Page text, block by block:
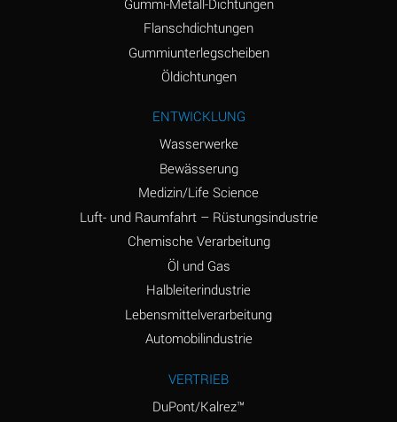
(Aqueous)
Ammonium Nitrite
A
Ammonium Phosphate
A
Ammonium Sulfate
(Aqueous)
Amyl Acetate (Banana
Amyl Alcohol
B
Chloronapthalene
Flanschdichtungen
Gummiunterlegscheiben
Öldichtungen
ENTWICKLUNG
Wasserwerke
Bewässerung
Medizin/Life Science
Luft- und Raumfahrt – Rüstungsindustrie
Chemische Verarbeitung
Öl und Gas
Halbleiterindustrie
Lebensmittelverarbeitung
Automobilindustrie
VERTRIEB
DuPont/Kalrez™